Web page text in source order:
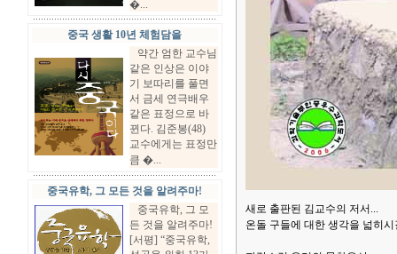
�...
중국 생활 10년 체험담을
약간 엄한 교수님
같은 인상은 이야
기 보따리를 풀면
서 금세 연극배우
같은 표정으로 바
뀐다. 김준봉(48)
교수에게는 표정만
큼 �...
중국유학, 그 모든 것을 알려주마!
중국유학, 그 모
든 것을 알려주마!
[서평] “중국유학,
새로 출판된 김교수의 저서...
온돌 구들에 대한 생각을 넓히시